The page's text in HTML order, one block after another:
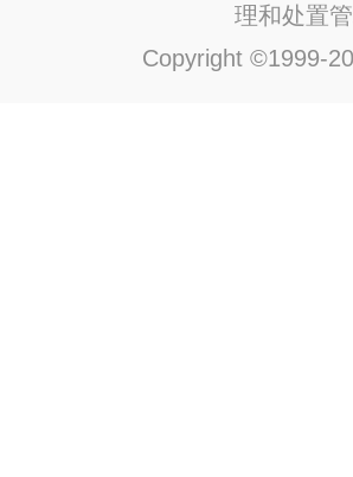
理和处置
Copyright ©1999-